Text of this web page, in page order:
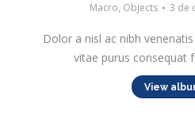
Macro, Objects 3 de
Dolor a nisl ac nibh
vitae purus consequat
View